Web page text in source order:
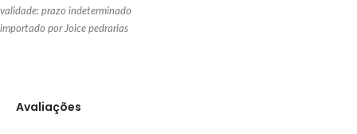
validade: prazo indeterminado
importado por Joice pedrarias
Avaliações